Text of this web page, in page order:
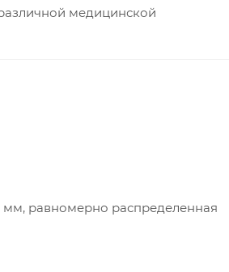
медицинской
равномерно распределенная